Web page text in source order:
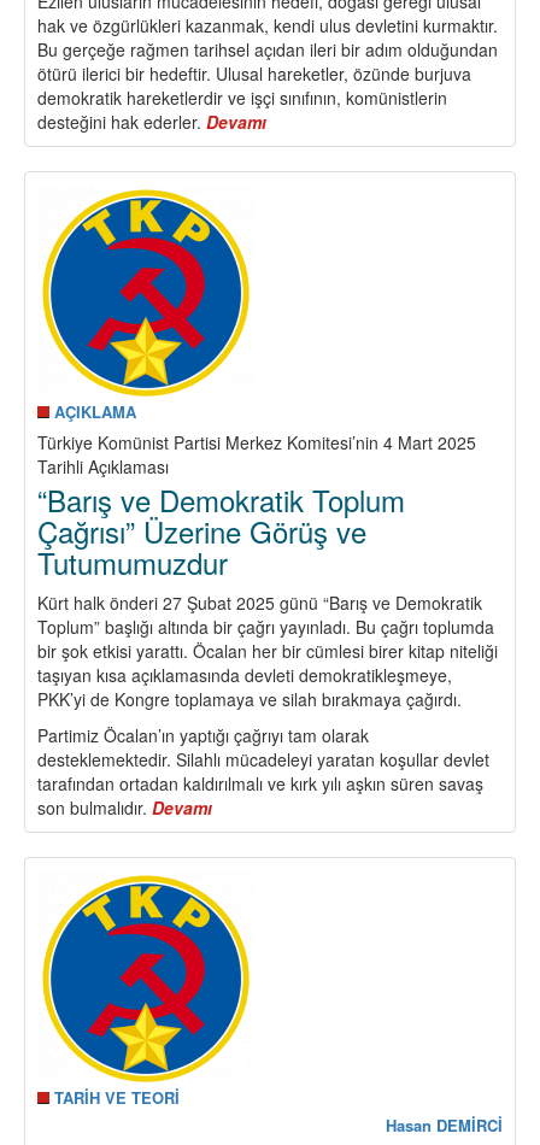
hak ve özgürlükleri kazanmak, kendi ulus devletini kurmaktır.
Bu gerçeğe rağmen tarihsel açıdan ileri bir adım olduğundan
ötürü ilerici bir hedeftir. Ulusal hareketler, özünde burjuva
demokratik hareketlerdir ve işçi sınıfının, komünistlerin
desteğini hak ederler. Devamı
Ezilen
Ulusun
AÇIKLAMA
Türkiye Komünist Partisi Merkez Komitesi’nin 4 Mart 2025
Tarihli Açıklaması
“Barış ve Demokratik Toplum
Çağrısı” Üzerine Görüş ve
Tutumumuzdur
Kürt halk önderi 27 Şubat 2025 günü “Barış ve Demokratik
Toplum” başlığı altında bir çağrı yayınladı. Bu çağrı toplumda
bir şok etkisi yarattı. Öcalan her bir cümlesi birer kitap niteliği
taşıyan kısa açıklamasında devleti demokratikleşmeye,
PKK’yi de Kongre toplamaya ve silah bırakmaya çağırdı.
Partimiz Öcalan’ın yaptığı çağrıyı tam olarak
desteklemektedir. Silahlı mücadeleyi yaratan koşullar devlet
tarafından ortadan kaldırılmalı ve kırk yılı aşkın süren savaş
son bulmalıdır. Devamı
“Barış
ve
Toplum
Çağrısı”
Üzerine
Görüş
Tutumumuzdur
TARİH VE TEORİ
Hasan DEMİRCİ